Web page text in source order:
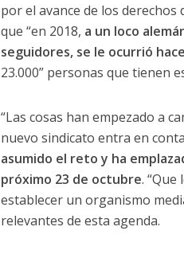
por el avance de los
que “en 2018, a un loco
seguidores, se le ocurrió
23.000” personas que tienen
“Las cosas han empezado a
nuevo sindicato entra en
asumido el reto y ha
próximo 23 de octubre.
establecer un organismo
relevantes de esta agenda.